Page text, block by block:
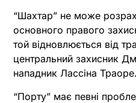
“Шахтар” не може
основного правого
той відновлюється від
центральний захисник
нападник Лассіна Траоре.
“Порту” має певні